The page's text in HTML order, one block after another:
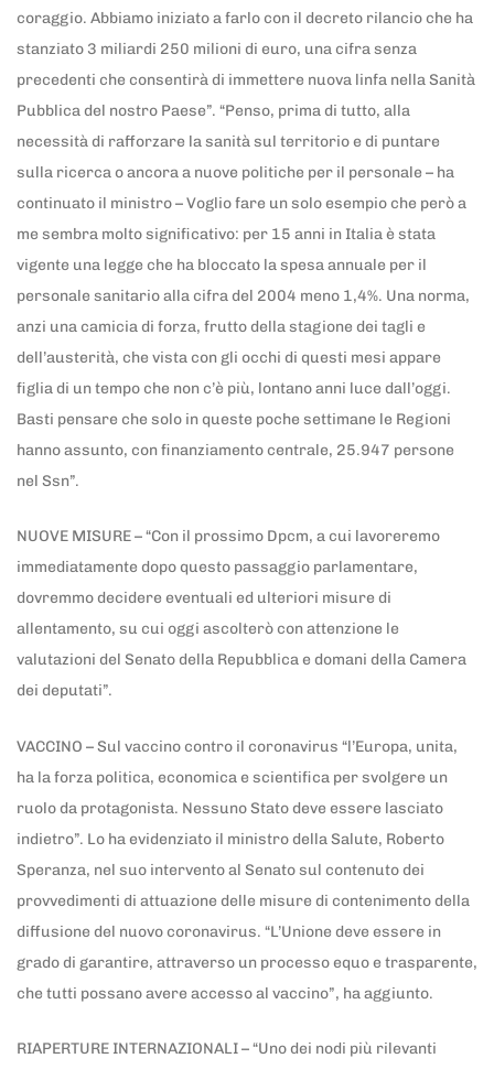
coraggio. Abbiamo iniziato a farlo con il decreto rilancio che ha
stanziato 3 miliardi 250 milioni di euro, una cifra senza
precedenti che consentirà di immettere nuova linfa nella Sanità
Pubblica del nostro Paese”. “Penso, prima di tutto, alla
necessità di rafforzare la sanità sul territorio e di puntare
sulla ricerca o ancora a nuove politiche per il personale – ha
continuato il ministro – Voglio fare un solo esempio che però a
me sembra molto significativo: per 15 anni in Italia è stata
vigente una legge che ha bloccato la spesa annuale per il
personale sanitario alla cifra del 2004 meno 1,4%. Una norma,
anzi una camicia di forza, frutto della stagione dei tagli e
dell’austerità, che vista con gli occhi di questi mesi appare
figlia di un tempo che non c’è più, lontano anni luce dall’oggi.
Basti pensare che solo in queste poche settimane le Regioni
hanno assunto, con finanziamento centrale, 25.947 persone
nel Ssn”.
NUOVE MISURE – “Con il prossimo Dpcm, a cui lavoreremo
immediatamente dopo questo passaggio parlamentare,
dovremmo decidere eventuali ed ulteriori misure di
allentamento, su cui oggi ascolterò con attenzione le
valutazioni del Senato della Repubblica e domani della Camera
dei deputati”.
VACCINO – Sul vaccino contro il coronavirus “l’Europa, unita,
ha la forza politica, economica e scientifica per svolgere un
ruolo da protagonista. Nessuno Stato deve essere lasciato
indietro”. Lo ha evidenziato il ministro della Salute, Roberto
Speranza, nel suo intervento al Senato sul contenuto dei
provvedimenti di attuazione delle misure di contenimento della
diffusione del nuovo coronavirus. “L’Unione deve essere in
grado di garantire, attraverso un processo equo e trasparente,
che tutti possano avere accesso al vaccino”, ha aggiunto.
RIAPERTURE INTERNAZIONALI – “Uno dei nodi più rilevanti